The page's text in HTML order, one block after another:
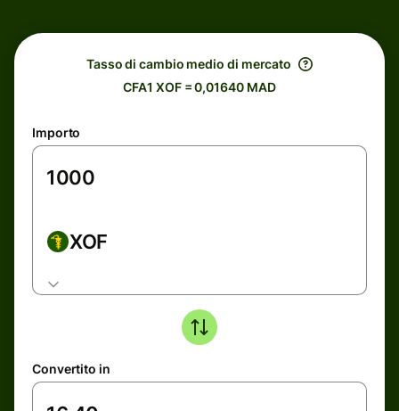
Tasso di cambio medio di mercato
CFA1 XOF = 0,01640 MAD
Importo
XOF
Convertito in